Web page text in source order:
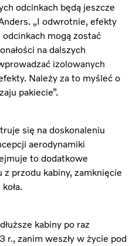
odcinkach będą jeszcze
„I odwrotnie, efekty
mogą zostać
na dalszych
izolowanych
Należy za to myśleć o
pakiecie”.
się na doskonaleniu
aerodynamiki
to dodatkowe
z przodu kabiny, zamknięcie
kabiny po raz
zanim weszły w życie pod